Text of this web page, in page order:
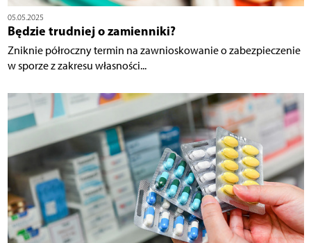
05.05.2025
Będzie trudniej o zamienniki?
Zniknie półroczny termin na zawnioskowanie o zabezpieczenie
w sporze z zakresu własności...